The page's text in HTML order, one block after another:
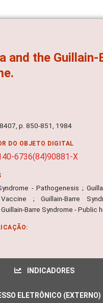
and the Guillain-
p. 850-851, 1984
DO OBJETO DIGITAL
6736(84)90881-X
- Pathogenesis ;
; Guillain-Barre
Barre Syndrome - Public
INDICADORES
ELETRÔNICO (EXTERNO)